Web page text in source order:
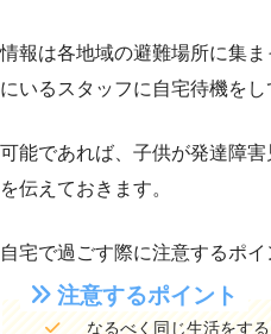
情報は各地域の避難場所に集
にいるスタッフに自宅待機をし
可能であれば、子供が発達障
を伝えておきます。
自宅で過ごす際に注意するポイ
注意するポイント
なるべく同じ生活をする